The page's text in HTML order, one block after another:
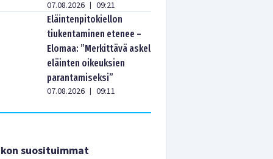
07.08.2026 | 09:21
Eläintenpitokiellon
tiukentaminen etenee –
Elomaa: ”Merkittävä askel
eläinten oikeuksien
parantamiseksi”
07.08.2026 | 09:11
suosituimmat